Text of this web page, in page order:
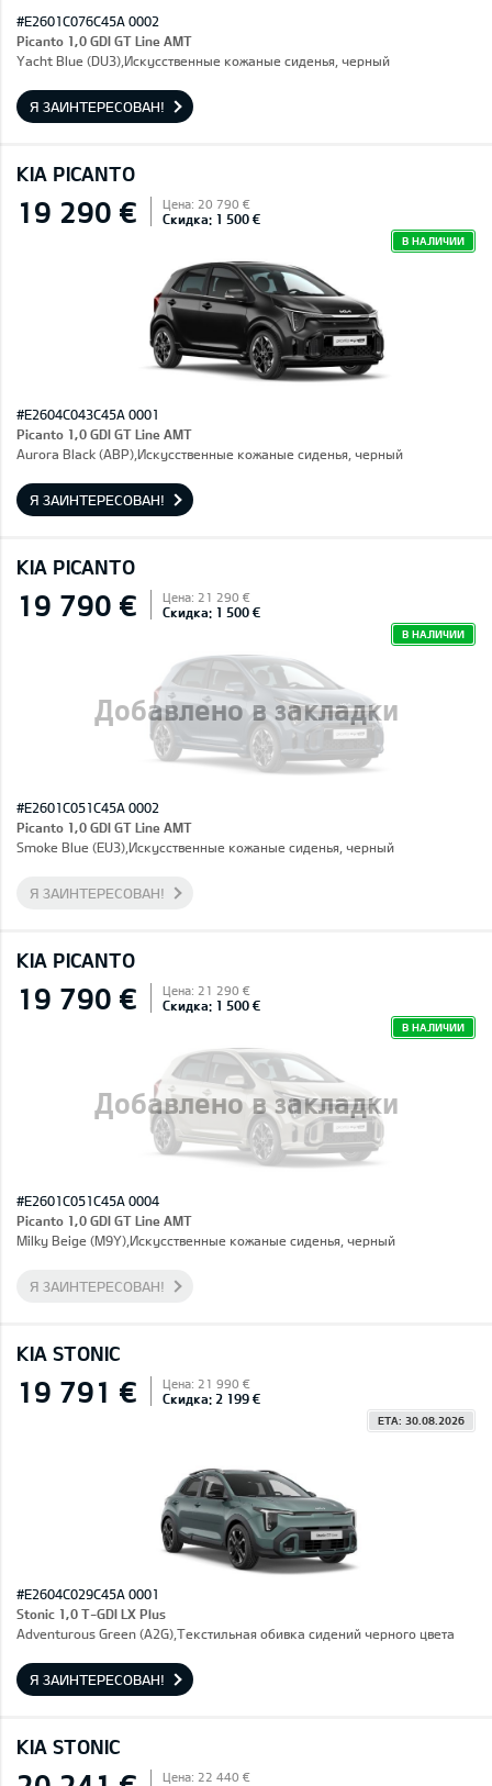
#E2601C076C45A 0002
Picanto 1,0 GDI GT Line AMT
Yacht Blue (DU3),Искусственные кожаные сиденья, черный
Я ЗАИНТЕРЕСОВАН!
KIA PICANTO
19 290 € Цена: 20 790 €
Скидка: 1 500 €
В НАЛИЧИИ
#E2604C043C45A 0001
Picanto 1,0 GDI GT Line AMT
Aurora Black (ABP),Искусственные кожаные сиденья, черный
Я ЗАИНТЕРЕСОВАН!
KIA PICANTO
Добавлено в закладки
19 790 € Цена: 21 290 €
Скидка: 1 500 €
В НАЛИЧИИ
#E2601C051C45A 0002
Picanto 1,0 GDI GT Line AMT
Smoke Blue (EU3),Искусственные кожаные сиденья, черный
Я ЗАИНТЕРЕСОВАН!
KIA PICANTO
Добавлено в закладки
19 790 € Цена: 21 290 €
Скидка: 1 500 €
В НАЛИЧИИ
#E2601C051C45A 0004
Picanto 1,0 GDI GT Line AMT
Milky Beige (M9Y),Искусственные кожаные сиденья, черный
Я ЗАИНТЕРЕСОВАН!
KIA STONIC
19 791 € Цена: 21 990 €
Скидка: 2 199 €
ETA: 30.08.2026
#E2604C029C45A 0001
Stonic 1,0 T-GDI LX Plus
Adventurous Green (A2G),Текстильная обивка сидений черного цвета
Я ЗАИНТЕРЕСОВАН!
KIA STONIC
Цена: 22 440 €